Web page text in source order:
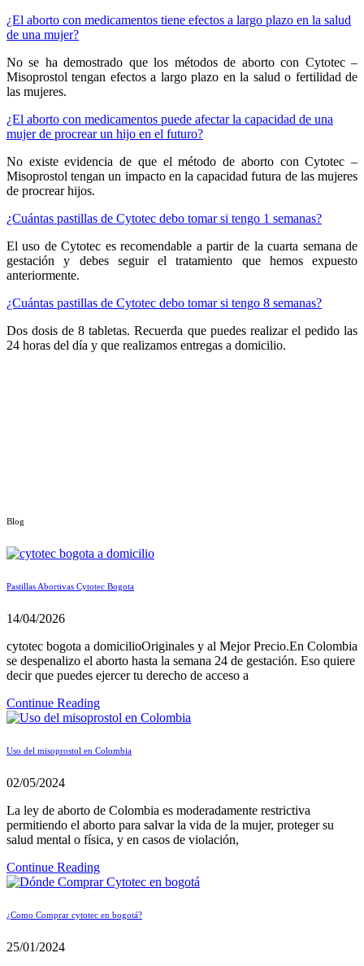
¿El aborto con medicamentos tiene efectos a largo plazo en la salud
de una mujer?
No se ha demostrado que los métodos de aborto con Cytotec –
Misoprostol tengan efectos a largo plazo en la salud o fertilidad de
las mujeres.
¿El aborto con medicamentos puede afectar la capacidad de una
mujer de procrear un hijo en el futuro?
No existe evidencia de que el método de aborto con Cytotec –
Misoprostol tengan un impacto en la capacidad futura de las mujeres
de procrear hijos.
¿Cuántas pastillas de Cytotec debo tomar si tengo 1 semanas?
El uso de Cytotec es recomendable a partir de la cuarta semana de
gestación y debes seguir el tratamiento que hemos expuesto
anteriormente.
¿Cuántas pastillas de Cytotec debo tomar si tengo 8 semanas?
Dos dosis de 8 tabletas. Recuerda que puedes realizar el pedido las
24 horas del día y que realizamos entregas a domicilio.
Blog
Pastillas Abortivas Cytotec Bogota
14/04/2026
cytotec bogota a domicilioOriginales y al Mejor Precio.En Colombia
se despenalizo el aborto hasta la semana 24 de gestación. Eso quiere
decir que puedes ejercer tu derecho de acceso a
Continue Reading
Uso del misoprostol en Colombia
02/05/2024
La ley de aborto de Colombia es moderadamente restrictiva
permitiendo el aborto para salvar la vida de la mujer, proteger su
salud mental o física, y en casos de violación,
Continue Reading
¿Como Comprar cytotec en bogotá?
25/01/2024